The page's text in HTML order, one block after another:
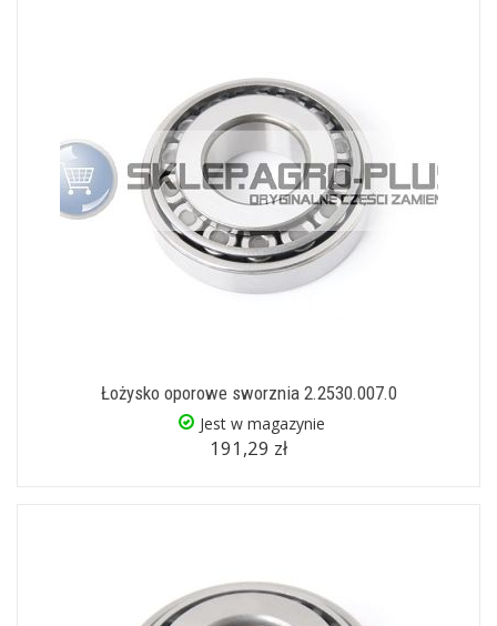
Łożysko oporowe sworznia 2.2530.007.0
Jest w magazynie
191,29 zł